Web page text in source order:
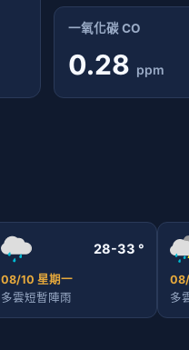
一氧化碳 CO
0.28 ppm
28-33 °
08/10 星期一
多雲短暫陣雨
08/
多